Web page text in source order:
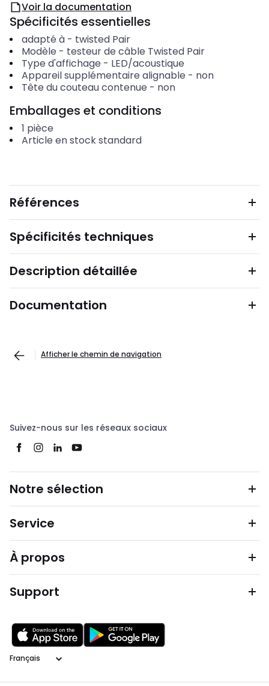
Voir la documentation
Spécificités essentielles
adapté à- twisted Pair
Modèle - testeur de câble Twisted Pair
Type d'affichage - LED/acoustique
Appareil supplémentaire alignable - non
Tête du couteau contenue - non
Emballages et conditions
1 pièce
Article en stock standard
Références
Spécificités techniques
Description détaillée
Documentation
Afficher le chemin de navigation
Suivez-nous sur les réseaux sociaux
Notre sélection
Service
À propos
Support
Langage